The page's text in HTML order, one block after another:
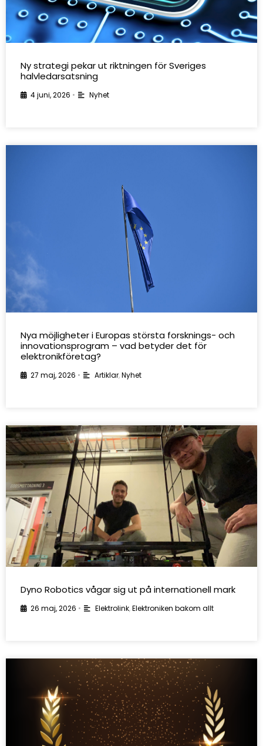
Ny strategi pekar ut riktningen för Sveriges
halvledarsatsning
4 juni, 2026 • Nyhet
Nya möjligheter i Europas största forsknings- och
innovationsprogram – vad betyder det för
elektronikföretag?
27 maj, 2026 • Artiklar,Nyhet
Dyno Robotics vågar sig ut på internationell mark
26 maj, 2026 • Elektrolink,Elektroniken bakom allt